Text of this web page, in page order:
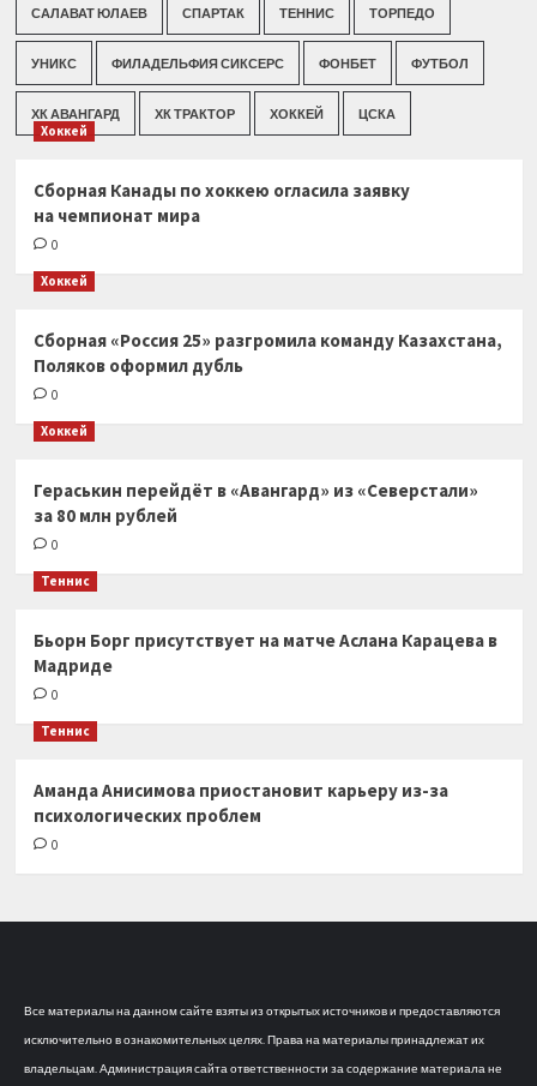
САЛАВАТ ЮЛАЕВ СПАРТАК ТЕННИС ТОРПЕДО
УНИКС ФИЛАДЕЛЬФИЯ СИКСЕРС ФОНБЕТ ФУТБОЛ
ХК АВАНГАРД ХК ТРАКТОР ХОККЕЙ ЦСКА
Хоккей
Сборная Канады по хоккею огласила заявку
на чемпионат мира
0
Хоккей
Сборная «Россия 25» разгромила команду Казахстана,
Поляков оформил дубль
0
Хоккей
Гераськин перейдёт в «Авангард» из «Северстали»
за 80 млн рублей
0
Теннис
Бьорн Борг присутствует на матче Аслана Карацева в
Мадриде
0
Теннис
Аманда Анисимова приостановит карьеру из-за
психологических проблем
0
Все материалы на данном сайте взяты из открытых источников и предоставляются
исключительно в ознакомительных целях. Права на материалы принадлежат их
владельцам. Администрация сайта ответственности за содержание материала не